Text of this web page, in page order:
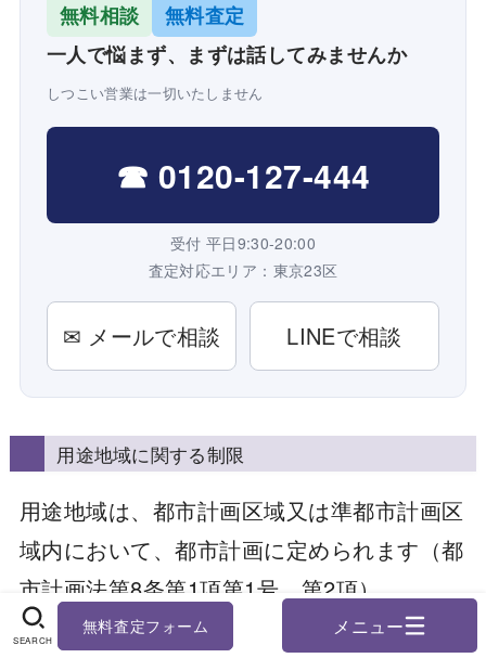
SEARCH
無料査定フォーム
無料相談
無料査定
一人で悩まず、まずは話してみませんか
しつこい営業は一切いたしません
☎ 0120-127-444
受付 平日9:30-20:00
査定対応エリア：東京23区
✉ メールで相談 LINEで相談
用途地域に関する制限
用途地域は、都市計画区域又は準都市計画区
域内において、都市計画に定められます（都
市計画法第8条第1項第1号、第2項）。
用途地域内では、一定の建築物及び工作物を